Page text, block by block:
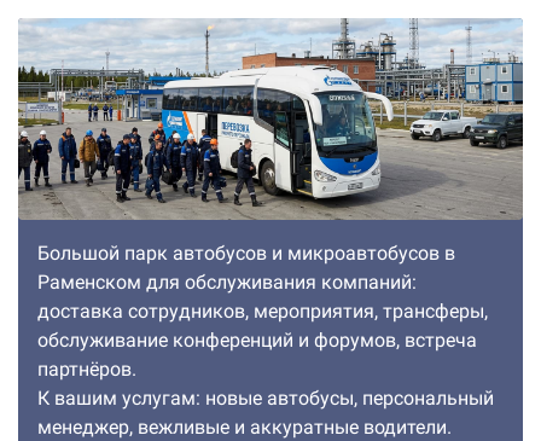
Большой парк автобусов и микроавтобусов в
Раменском для обслуживания компаний:
доставка сотрудников, мероприятия, трансферы,
обслуживание конференций и форумов, встреча
партнёров.
К вашим услугам: новые автобусы, персональный
менеджер, вежливые и аккуратные водители.